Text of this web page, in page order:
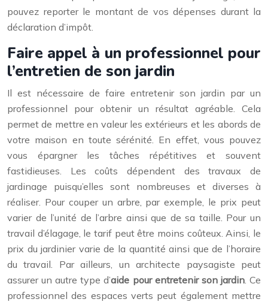
pouvez reporter le montant de vos dépenses durant la
déclaration d’impôt.
Faire appel à un professionnel pour
l’entretien de son jardin
Il est nécessaire de faire entretenir son jardin par un
professionnel pour obtenir un résultat agréable. Cela
permet de mettre en valeur les extérieurs et les abords de
votre maison en toute sérénité. En effet, vous pouvez
vous épargner les tâches répétitives et souvent
fastidieuses. Les coûts dépendent des travaux de
jardinage puisqu’elles sont nombreuses et diverses à
réaliser. Pour couper un arbre, par exemple, le prix peut
varier de l’unité de l’arbre ainsi que de sa taille. Pour un
travail d’élagage, le tarif peut être moins coûteux. Ainsi, le
prix du jardinier varie de la quantité ainsi que de l’horaire
du travail. Par ailleurs, un architecte paysagiste peut
assurer un autre type d’aide pour entretenir son jardin. Ce
professionnel des espaces verts peut également mettre